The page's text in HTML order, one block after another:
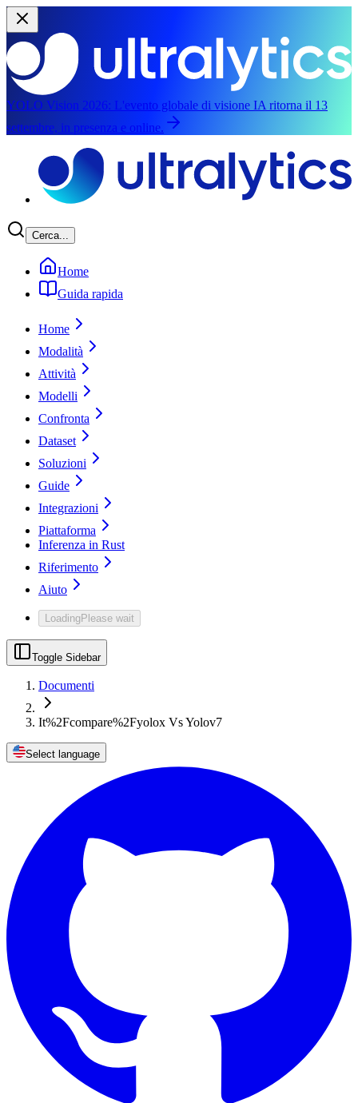
YOLO Vision 2026: L'evento globale di visione IA ritorna il 13
settembre, in presenza e online.
Cerca...
Home
Guida rapida
Home
Modalità
Attività
Modelli
Confronta
Dataset
Soluzioni
Guide
Integrazioni
Piattaforma
Inferenza in Rust
Riferimento
Aiuto
LoadingPlease wait
Toggle Sidebar
Documenti
It%2Fcompare%2Fyolox Vs Yolov7
Select language